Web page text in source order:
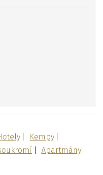
Kempy
Apartmány